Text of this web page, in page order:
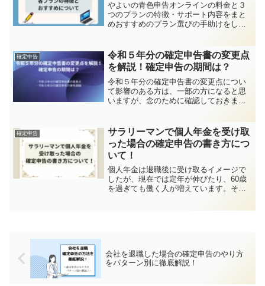
やよいの青色申告オンラインの料金と３
つのプランの特徴・サポート内容をまと
めおすすめのプラン選びの手助けをしま
確定申告
令和５年分の確定申告書の変更点
を解説！確定申告の期間は？
令和５年分の確定申告書の変更点につい
て影響のある方は、一部の方になると思
いますが、念のために確認しておきまし
確定申告
サラリーマンで個人年金を受け取
った場合の確定申告の書き方につ
いて！
個人年金は退職後に受け取るイメージで
したが、現在では定年が伸びたり、60歳
を過ぎても働く人が増えています。その
会社を退職した場合の確定申告のやり方
をパターン別に徹底解説！